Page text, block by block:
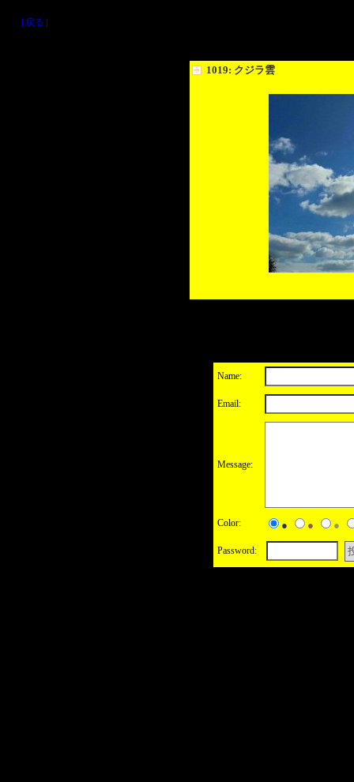
［戻る］
1019: クジラ雲
Name:
Email:
Message:
Color: ● ● ●
Password: